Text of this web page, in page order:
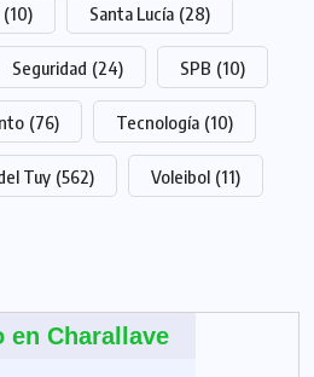
(10) Santa Lucía (28)
Seguridad (24) SPB (10)
(76) Tecnología (10)
Tuy (562) Voleibol (11)
en Charallave